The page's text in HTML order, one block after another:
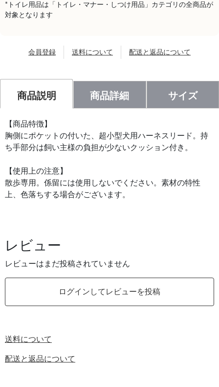
*トイレ用品は「トイレ・マナー・しつけ用品」カテゴリの全商品が
対象となります
会員登録 送料について 配送と返品について
商品説明 商品詳細 サイズ
【商品特徴】
胸側にポケットの付いた、超小型犬用ハーネスリード。持
ち手部分は飼い主様の負担が少ないクッション付き。
【使用上の注意】
散歩専用。係留には使用しないでください。素材の特性
上、色落ちする場合がございます。
レビュー
レビューはまだ投稿されていません
ログインしてレビューを投稿
送料について
配送と返品について